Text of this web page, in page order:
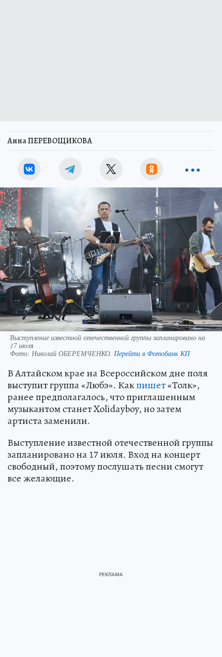
Анна ПЕРЕВОЩИКОВА
Выступление известной отечественной группы запланировано на
17 июля
Фото: Николай ОБЕРЕМЧЕНКО. Перейти в Фотобанк КП
В Алтайском крае на Всероссийском дне поля
выступит группа «Любэ». Какпишет«Толк»,
ранее предполагалось, что приглашенным
музыкантом станет Xolidayboy, но затем
артиста заменили.
Выступление известной отечественной группы
запланировано на 17 июля. Вход на концерт
свободный, поэтому послушать песни смогут
все желающие.